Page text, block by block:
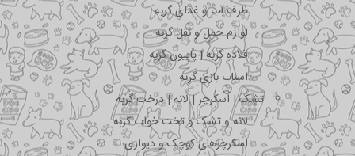
ظرف آب و غذای گربه
لوازم حمل و نقل گربه
قلاده گربه | پاپیون گربه
اسباب بازی گربه
تشک | اسکرچر | لانه | درخت گربه
لانه و تشک و تخت خواب گربه
اسکرچرهای کوچک و دیواری